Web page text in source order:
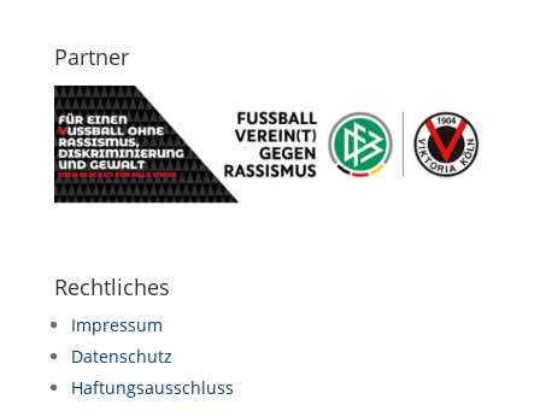
Partner
Rechtliches
Impressum
Datenschutz
Haftungsausschluss